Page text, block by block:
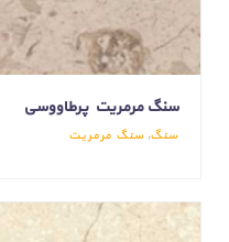
سنگ مرمریت پرطاووسی
سنگ, سنگ مرمریت